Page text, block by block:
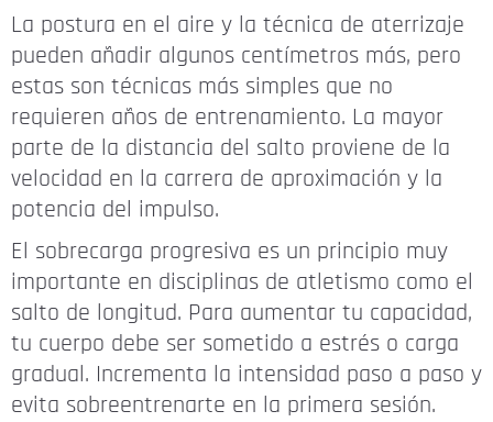
La postura en el aire y la técnica de aterrizaje
pueden añadir algunos centímetros más, pero
estas son técnicas más simples que no
requieren años de entrenamiento. La mayor
parte de la distancia del salto proviene de la
velocidad en la carrera de aproximación y la
potencia del impulso.
El sobrecarga progresiva es un principio muy
importante en disciplinas de atletismo como el
salto de longitud. Para aumentar tu capacidad,
tu cuerpo debe ser sometido a estrés o carga
gradual. Incrementa la intensidad paso a paso y
evita sobreentrenarte en la primera sesión.